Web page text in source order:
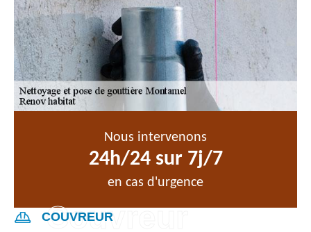
Nous intervenons
24h/24 sur 7j/7
en cas d'urgence
COUVREUR